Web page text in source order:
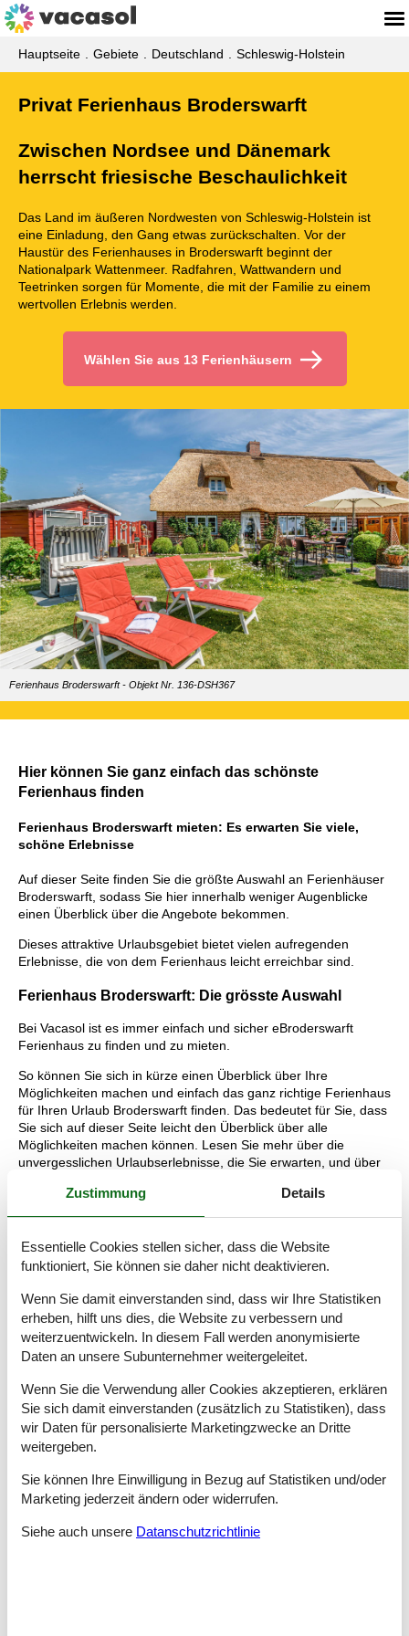
Hauptseite Gebiete Deutschland Schleswig-Holstein
Privat Ferienhaus Broderswarft
Zwischen Nordsee und Dänemark
herrscht friesische Beschaulichkeit
Das Land im äußeren Nordwesten von Schleswig-Holstein ist
eine Einladung, den Gang etwas zurückschalten. Vor der
Haustür des Ferienhauses in Broderswarft beginnt der
Nationalpark Wattenmeer. Radfahren, Wattwandern und
Teetrinken sorgen für Momente, die mit der Familie zu einem
wertvollen Erlebnis werden.
Wählen Sie aus 13 Ferienhäusern
Ferienhaus Broderswarft - Objekt Nr. 136-DSH367
Hier können Sie ganz einfach das schönste
Ferienhaus finden
Ferienhaus Broderswarft mieten: Es erwarten Sie viele,
schöne Erlebnisse
Auf dieser Seite finden Sie die größte Auswahl an Ferienhäuser
Broderswarft, sodass Sie hier innerhalb weniger Augenblicke
einen Überblick über die Angebote bekommen.
Dieses attraktive Urlaubsgebiet bietet vielen aufregenden
Erlebnisse, die von dem Ferienhaus leicht erreichbar sind.
Ferienhaus Broderswarft: Die grösste Auswahl
Bei Vacasol ist es immer einfach und sicher eBroderswarft
Ferienhaus zu finden und zu mieten.
So können Sie sich in kürze einen Überblick über Ihre
Möglichkeiten machen und einfach das ganz richtige Ferienhaus
für Ihren Urlaub Broderswarft finden. Das bedeutet für Sie, dass
Sie sich auf dieser Seite leicht den Überblick über alle
Möglichkeiten machen können. Lesen Sie mehr über die
unvergesslichen Urlaubserlebnisse, die Sie erwarten, und über
vermietetes Ferienhaus Broderswarft buchen.
Die Nordsee umhüllt ein ganz besonderer Zauber. Während
und jeden Tag neues entdecken, sorgen Luft und Horizont
unmittelbar für Entspannung bei den Großen. In Broderswarft
mit seinen charmanten Orten Dagebüll, Niebüll und Ockholm ist
diese Magie spürbar.
Zweimal am Tag fällt der Meeresboden trocken und das
Welterbe der UNESCO und gibt seine Geheimnisse preis.
Entlang der Küsten beginnt die Zeit, das Watt und seine
außergewöhnlichen Bewohner kennenzulernen. Erfahrene
Wattführer bringen Gäste auf die Halligen. Es sind
Traditionen. Die Hallig Hooge ist ein schönes Ziel für einen
Tagesausflug.
Die Hallig ein gutes Stück von der Küste entfernt. Ab Schüttsiel
Zustimmung Details
Essentielle Cookies stellen sicher, dass die Website
funktioniert, Sie können sie daher nicht deaktivieren.
Wenn Sie damit einverstanden sind, dass wir Ihre Statistiken
erheben, hilft uns dies, die Website zu verbessern und
weiterzuentwickeln. In diesem Fall werden anonymisierte
Daten an unsere Subunternehmer weitergeleitet.
Wenn Sie die Verwendung aller Cookies akzeptieren, erklären
Sie sich damit einverstanden (zusätzlich zu Statistiken), dass
wir Daten für personalisierte Marketingzwecke an Dritte
weitergeben.
Sie können Ihre Einwilligung in Bezug auf Statistiken und/oder
Marketing jederzeit ändern oder widerrufen.
Siehe auch unsere Datanschutzrichtlinie